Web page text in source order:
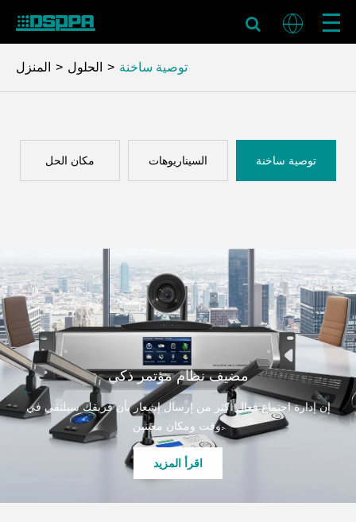
المنزل الحلول توصية ساخنة
مكان الحل السيناريوهات توصية ساخنة
مضيف نظام مؤتمر ذكي
إن إدارة اجتماع فعال أكثر من إرسال إشعار بأن فريقك سيلتقي في
وقت ومكان معينين.
اقرأ المزيد